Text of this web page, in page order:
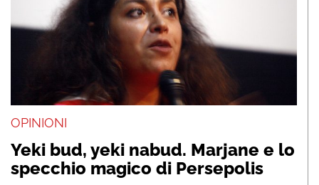
OPINIONI
Yeki bud, yeki nabud. Marjane e lo
specchio magico di Persepolis